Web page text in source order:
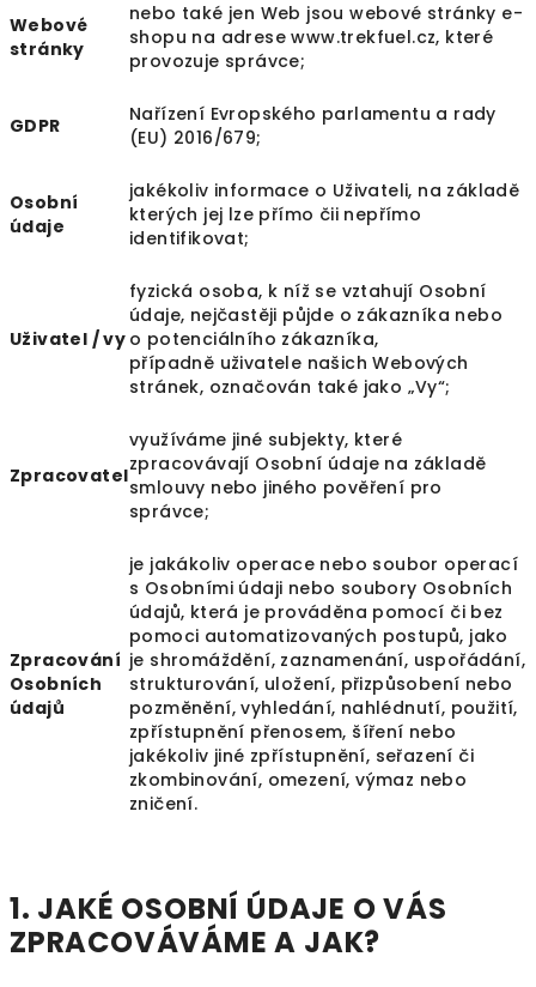
Webové
stránky
nebo také jen Web jsou webové stránky e-
shopu na adresewww.trekfuel.cz, které
provozuje správce;
GDPR
Nařízení Evropského parlamentu a rady
(EU) 2016/679;
Osobní
údaje
jakékoliv informace o Uživateli, na základě
kterých jej lze přímo čii nepřímo
identifikovat;
Uživatel / vy
fyzická osoba, k níž se vztahují Osobní
údaje, nejčastěji půjde o zákazníka nebo
o potenciálního zákazníka,
případně uživatele našich Webových
stránek, označován také jako „Vy“;
Zpracovatel
využíváme jiné subjekty, které
zpracovávají Osobní údaje na základě
smlouvy nebo jiného pověření pro
správce;
Zpracování
Osobních
údajů
je jakákoliv operace nebo soubor operací
s Osobními údaji nebo soubory Osobních
údajů, která je prováděna pomocí či bez
pomoci automatizovaných postupů, jako
je shromáždění, zaznamenání, uspořádání,
strukturování, uložení, přizpůsobení nebo
pozměnění, vyhledání, nahlédnutí, použití,
zpřístupnění přenosem, šíření nebo
jakékoliv jiné zpřístupnění, seřazení či
zkombinování, omezení, výmaz nebo
zničení.
1. JAKÉ OSOBNÍ ÚDAJE O VÁS
ZPRACOVÁVÁME A JAK?